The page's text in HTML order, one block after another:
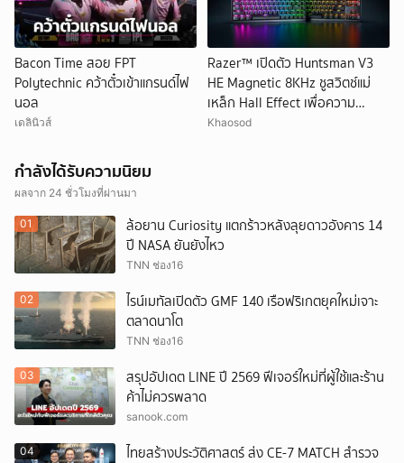
Bacon Time สอย FPT
Polytechnic คว้าตั๋วเข้าแกรนด์ไฟ
นอล
เดลินิวส์
Razer™ เปิดตัว Huntsman V3
HE Magnetic 8KHz ชูสวิตช์แม่
เหล็ก Hall Effect เพื่อความ
แม่นยำขั้นสุด
Khaosod
กำลังได้รับความนิยม
ผลจาก 24 ชั่วโมงที่ผ่านมา
01
ล้อยาน Curiosity แตกร้าวหลังลุยดาวอังคาร 14
ปี NASA ยันยังไหว
TNN ช่อง16
02
ไรน์เมทัลเปิดตัว GMF 140 เรือฟริเกตยุคใหม่เจาะ
ตลาดนาโต
TNN ช่อง16
03
สรุปอัปเดต LINE ปี 2569 ฟีเจอร์ใหม่ที่ผู้ใช้และร้าน
ค้าไม่ควรพลาด
sanook.com
04
ไทยสร้างประวัติศาสตร์ ส่ง CE-7 MATCH สำรวจ